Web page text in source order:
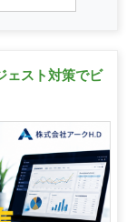
ェスト対策でビ